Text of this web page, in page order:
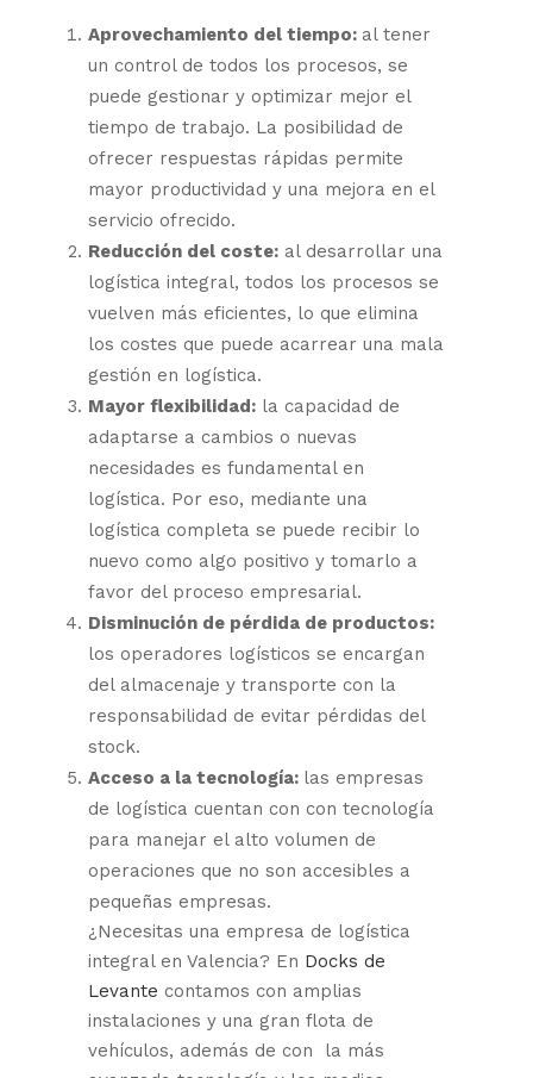
Aprovechamiento del tiempo: al tener
un control de todos los procesos, se
puede gestionar y optimizar mejor el
tiempo de trabajo. La posibilidad de
ofrecer respuestas rápidas permite
mayor productividad y una mejora en el
servicio ofrecido.
Reducción del coste: al desarrollar una
logística integral, todos los procesos se
vuelven más eficientes, lo que elimina
los costes que puede acarrear una mala
gestión en logística.
Mayor flexibilidad: la capacidad de
adaptarse a cambios o nuevas
necesidades es fundamental en
logística. Por eso, mediante una
logística completa se puede recibir lo
nuevo como algo positivo y tomarlo a
favor del proceso empresarial.
Disminución de pérdida de productos:
los operadores logísticos se encargan
del almacenaje y transporte con la
responsabilidad de evitar pérdidas del
stock.
Acceso a la tecnología: las empresas
de logística cuentan con con tecnología
para manejar el alto volumen de
operaciones que no son accesibles a
pequeñas empresas.
¿Necesitas una empresa de logística
integral en Valencia? En Docks de
Levante contamos con amplias
instalaciones y una gran flota de
vehículos, además de con la más